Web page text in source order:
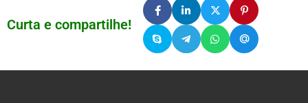
Curta e compartilhe!